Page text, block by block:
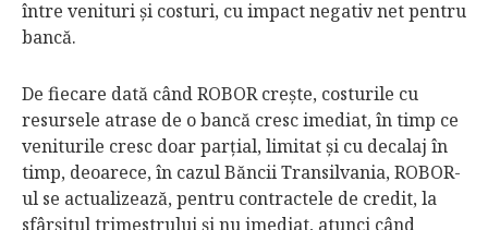
între venituri şi costuri, cu impact negativ net pentru
bancă.
De fiecare dată când ROBOR creşte, costurile cu
resursele atrase de o bancă cresc imediat, în timp ce
veniturile cresc doar parţial, limitat şi cu decalaj în
timp, deoarece, în cazul Băncii Transilvania, ROBOR-
ul se actualizează, pentru contractele de credit, la
sfârşitul trimestrului şi nu imediat, atunci când